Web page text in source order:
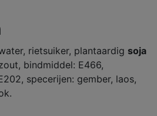
rietsuiker, plantaardig soja
bindmiddel: E466,
specerijen: gember, laos,